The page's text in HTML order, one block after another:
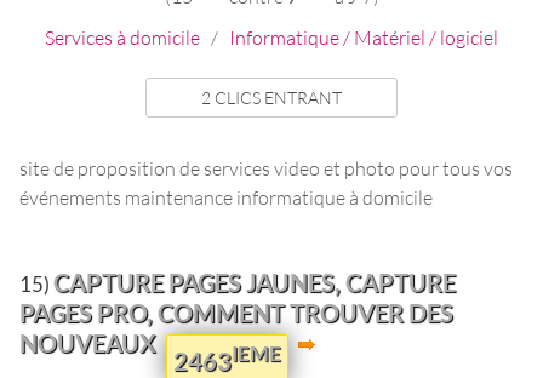
Services à domicile / Informatique / Matériel / logiciel
2 CLICS ENTRANT
site de proposition de services video et photo pour tous vos
événements maintenance informatique à domicile
15)CAPTURE PAGES JAUNES, CAPTURE
PAGES PRO, COMMENT TROUVER DES
NOUVEAUX
2463IEME